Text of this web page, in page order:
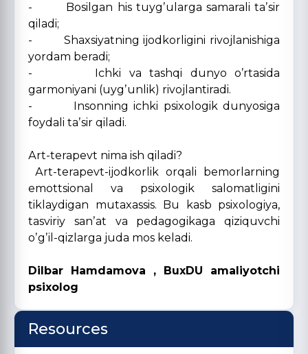
- Bosilgan his tuygʼularga samarali taʼsir
qiladi;
- Shaxsiyatning ijodkorligini rivojlanishiga
yordam beradi;
- Ichki va tashqi dunyo oʼrtasida
garmoniyani (uygʼunlik) rivojlantiradi.
- Insonning ichki psixologik dunyosiga
foydali taʼsir qiladi.
Аrt-terapevt nima ish qiladi?
Аrt-terapevt-ijodkorlik orqali bemorlarning
emottsional va psixologik salomatligini
tiklaydigan mutaxassis. Bu kasb psixologiya,
tasviriy sanʼat va pedagogikaga qiziquvchi
oʼgʼil-qizlarga juda mos keladi.
Dilbar Hamdamova , BuxDU amaliyotchi
psixolog
Resources